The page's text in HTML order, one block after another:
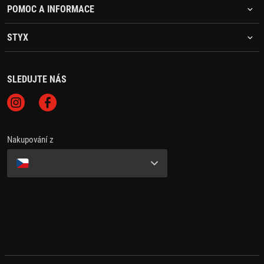
POMOC A INFORMACE
STYX
SLEDUJTE NÁS
Nakupování z